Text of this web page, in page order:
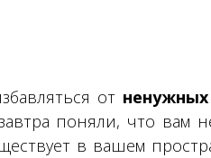
от
поняли, что вам
в вашем